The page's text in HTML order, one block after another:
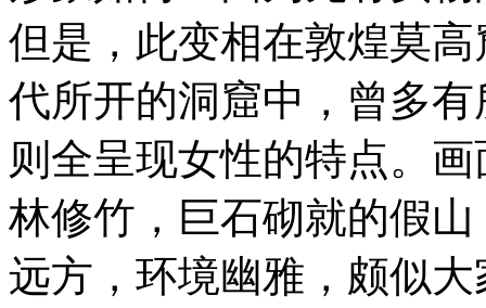
但是，此变相在敦煌莫
代所开的洞窟中，曾多
则全呈现女性的特点。
林修竹，巨石砌就的假
远方，环境幽雅，颇似